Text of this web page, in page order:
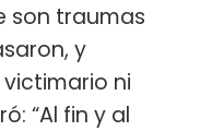
son traumas
y
ni
“Al fin y al